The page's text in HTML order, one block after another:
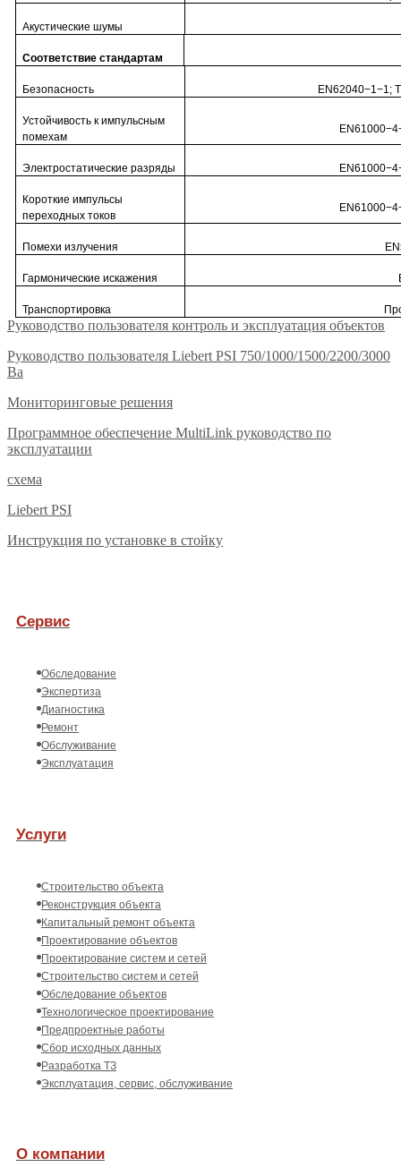
Акустические шумы
Соответствие стандартам
Безопасность EN62040−1−1;
Устойчивость к импульсным
помехам
Электростатические разряды
Короткие импульсы
переходных токов
Помехи излучения
Гармонические искажения
Транспортировка
Руководство пользователя контроль и эксплуатация объектов
Руководство пользователя Liebert PSI 750/1000/1500/2200/3000
Ва
Мониторинговые решения
Программное обеспечение MultiLink руководство по
эксплуатации
схема
Liebert PSI
Инструкция по установке в стойку
Сервис
Обследование
Экспертиза
Диагностика
Ремонт
Обслуживание
Эксплуатация
Услуги
Строительство объекта
Реконструкция объекта
Капитальный ремонт объекта
Проектирование объектов
Проектирование систем и сетей
Строительство систем и сетей
Обследование объектов
Технологическое проектирование
Предпроектные работы
Сбор исходных данных
Разработка ТЗ
Эксплуатация, сервис, обслуживание
О компании